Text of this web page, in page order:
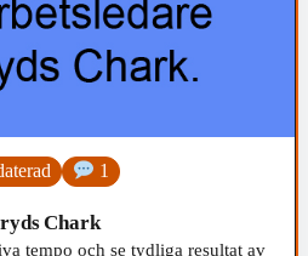
1
Chark
tempo och se tydliga resultat av